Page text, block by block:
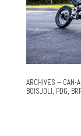
ARCHIVES – CAN-
BOISJOLI, PDG,